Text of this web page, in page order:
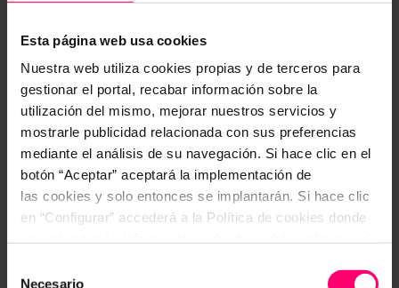
Esta página web usa cookies
Nuestra web utiliza cookies propias y de terceros para
gestionar el portal, recabar información sobre la
utilización del mismo, mejorar nuestros servicios y
mostrarle publicidad relacionada con sus preferencias
mediante el análisis de su navegación. Si hace clic en el
botón “Aceptar” aceptará la implementación de
las cookies y solo entonces se implantarán. Si hace clic
en “Configurar” accederá a la Política de cookies donde
activo hasta que ejecute alguna de estas dos opciones:
Necesario
Es de destacar la intervención de las levaduras en
quesos de coagulación láctica y pasta blanda, ya
que tienen mayor contenido en humedad, y por
tanto menor pH (4,40 – 4,60) que los quesos de
pastas prensadas.
Mohos